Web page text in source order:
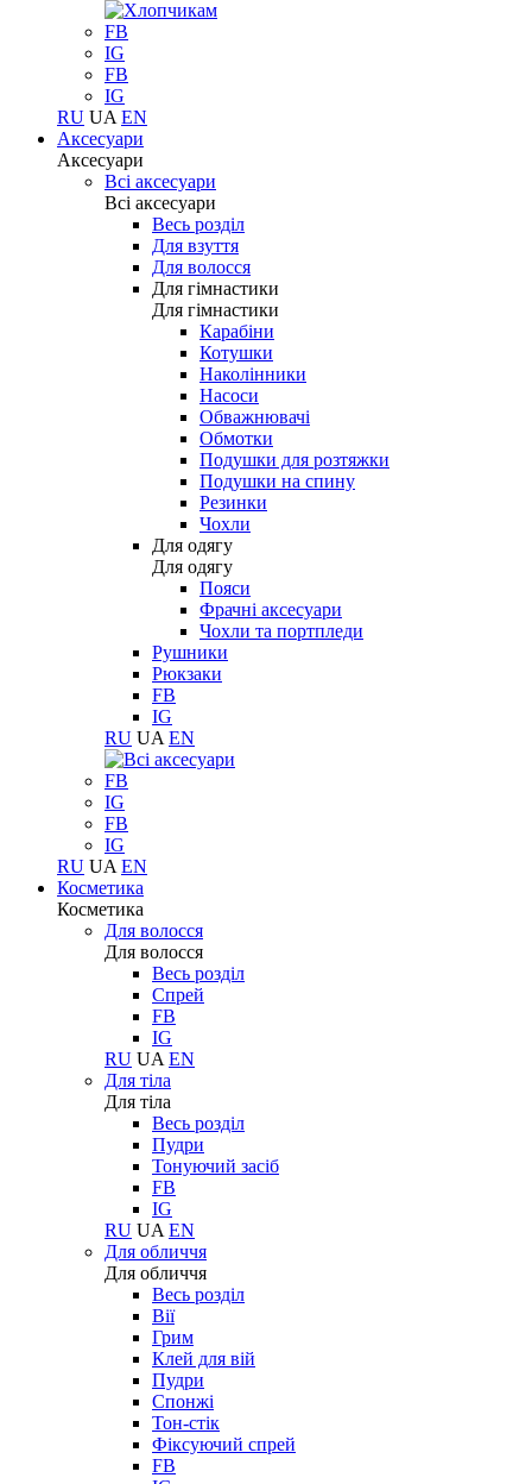
FB
IG
FB
IG
RU UA EN
Аксесуари
Аксесуари
Всі аксесуари
Всі аксесуари
Весь розділ
Для взуття
Для волосся
Для гімнастики
Для гімнастики
Карабіни
Котушки
Наколінники
Насоси
Обважнювачі
Обмотки
Подушки для розтяжки
Подушки на спину
Резинки
Чохли
Для одягу
Для одягу
Пояси
Фрачні аксесуари
Чохли та портпледи
Рушники
Рюкзаки
FB
IG
RU UA EN
FB
IG
FB
IG
RU UA EN
Косметика
Косметика
Для волосся
Для волосся
Весь розділ
Спрей
FB
IG
RU UA EN
Для тіла
Для тіла
Весь розділ
Пудри
Тонуючий засіб
FB
IG
RU UA EN
Для обличчя
Для обличчя
Весь розділ
Вії
Грим
Клей для вій
Пудри
Спонжі
Тон-стік
Фіксуючий спрей
FB